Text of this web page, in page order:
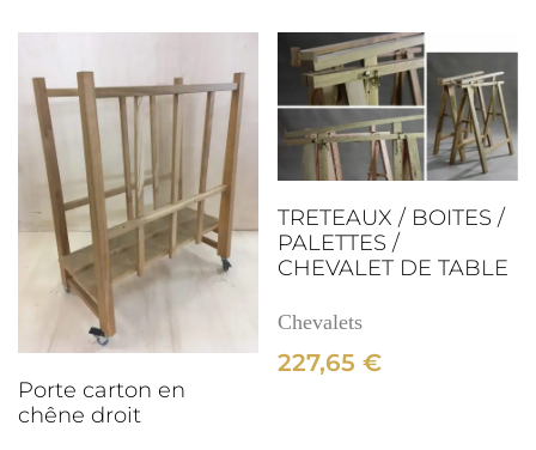
Porte carton en
chêne droit
TRETEAUX / BOITES /
PALETTES /
CHEVALET DE TABLE
Chevalets
227,65€